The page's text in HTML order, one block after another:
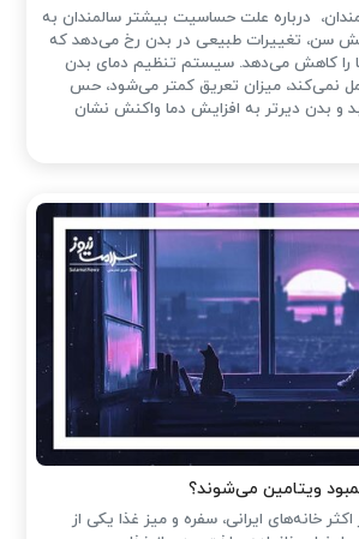
درباره علت حساسیت بیشتر سالمندان به
سن، تغییرات طبیعی در بدن رخ می‌دهد که
را کاهش می‌دهد. سیستم تنظیم دمای بدن
نمی‌کند، میزان تعریق کمتر می‌شود، حس
و بدن دیرتر به افزایش دما واکنش نشان
کمبود ویتامین می‌شوند؟
خانه‌های ایرانی، سفره و میز غذا یکی از